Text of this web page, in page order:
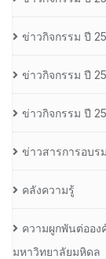
ข่าวกิจกรรม ปี
ข่าวกิจกรรม ปี
ข่าวกิจกรรม ปี
ข่าวสารการอบรม
คลังความรู้
ความผูกพันต่ออ
มหาวิทยาลัยมหิดล